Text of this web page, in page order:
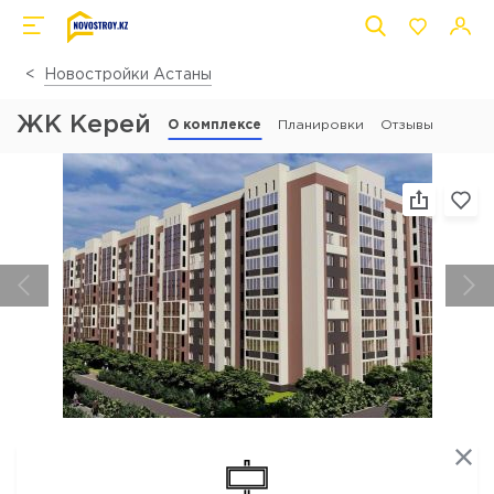
Новостройки Астаны
ЖК Керей О комплексе Планировки Отзывы